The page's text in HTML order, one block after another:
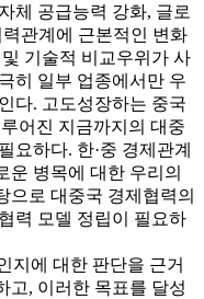
체 공급능력 강화, 글로
관계에 근본적인 변화
기술적 비교우위가 사
히 일부 업종에서만 우
다. 고도성장하는 중국
어진 지금까지의 대중
요하다. 한·중 경제관계
운 병목에 대한 우리의
으로 대중국 경제협력의
력 모델 정립이 필요하
지에 대한 판단을 근거
고, 이러한 목표를 달성